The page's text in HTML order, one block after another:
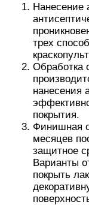
Нанесение
трех
Обработка
нанесения
покрытия.
Финишная
месяцев
защитное
Варианты
покрыть